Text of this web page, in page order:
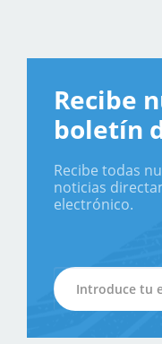
Recibe
boletín
Recibe todas
noticias
electrónico.